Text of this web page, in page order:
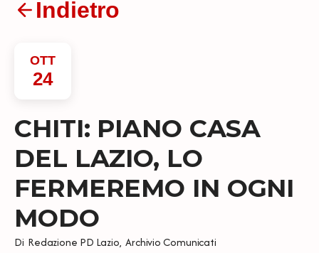
Indietro
OTT
24
CHITI: PIANO CASA
DEL LAZIO, LO
FERMEREMO IN OGNI
MODO
Di Redazione PD Lazio, Archivio Comunicati